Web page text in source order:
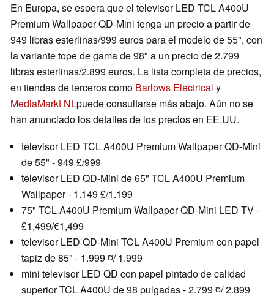
En Europa, se espera que el televisor LED TCL A400U
Premium Wallpaper QD-Mini tenga un precio a partir de
949 libras esterlinas/999 euros para el modelo de 55", con
la variante tope de gama de 98" a un precio de 2.799
libras esterlinas/2.899 euros. La lista completa de precios,
en tiendas de terceros como Barlows Electrical y
MediaMarkt NLpuede consultarse más abajo. Aún no se
han anunciado los detalles de los precios en EE.UU.
televisor LED TCL A400U Premium Wallpaper QD-Mini
de 55" - 949 £/999
televisor LED QD-Mini de 65" TCL A400U Premium
Wallpaper - 1.149 £/1.199
75" TCL A400U Premium Wallpaper QD-Mini LED TV -
£1,499/€1,499
televisor LED QD-Mini TCL A400U Premium con papel
tapiz de 85" - 1.999 ¤/ 1.999
mini televisor LED QD con papel pintado de calidad
superior TCL A400U de 98 pulgadas - 2.799 ¤/ 2.899